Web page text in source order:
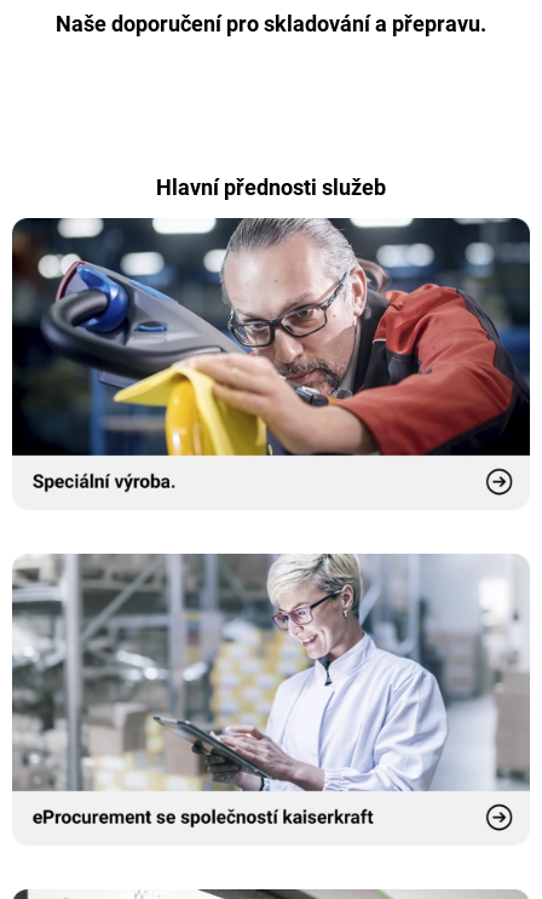
Naše doporučení pro skladování a přepravu.
Hlavní přednosti služeb